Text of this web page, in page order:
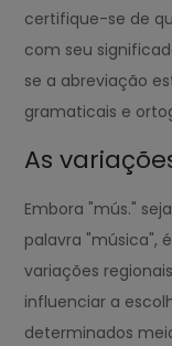
certifique-se de
com seu
se a abreviação
gramaticais e
As
Embora "mús."
palavra "música",
variações
influenciar a
determinados